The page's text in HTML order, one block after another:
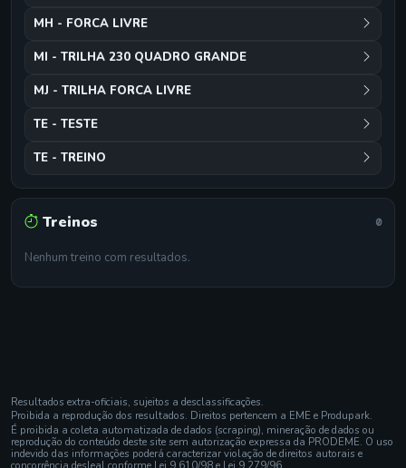
MH - FORCA LIVRE
MI - TRILHA 230 QUADRO GRANDE
MJ - TRILHA FORCA LIVRE
TE - TESTE
TE - TREINO
Treinos 0
Nenhum treino com resultados.
Resultados extra-oficiais, sujeitos a desclassificações.
Proibida a reprodução dos resultados. Direitos pertencem a EME e Produpark.
É proibida a coleta automatizada de dados (scraping), mineração de dados ou
reprodução do conteúdo deste site sem autorização expressa da PRODEME. O uso
indevido das informações poderá caracterizar violação de direitos autorais e
concorrência desleal conforme Lei 9.610/98 e Lei 9.279/96.